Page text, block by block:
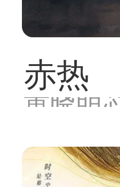
赤热
黄晓明